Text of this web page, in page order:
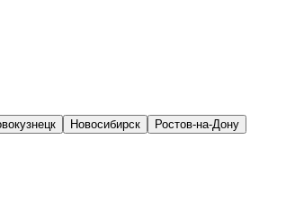
Новосибирск
Ростов-на-Дону